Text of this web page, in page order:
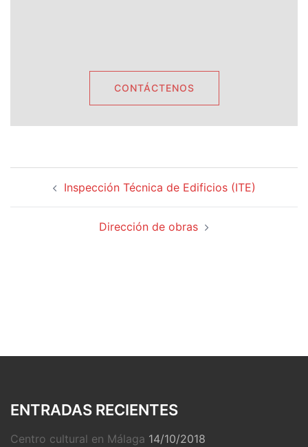
CONTÁCTENOS
Inspección Técnica de Edificios (ITE)
Dirección de obras
ENTRADAS RECIENTES
Centro cultural en Málaga 14/10/2018